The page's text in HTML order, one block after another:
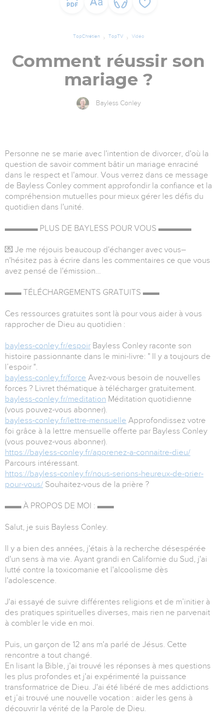
TopChrétien TopTV Vidéo
Comment réussir son
mariage ?
Bayless Conley
Personne ne se marie avec l'intention de divorcer, d'où la
question de savoir comment bâtir un mariage enraciné
dans le respect et l'amour. Vous verrez dans ce message
de Bayless Conley comment approfondir la confiance et la
compréhension mutuelles pour mieux gérer les défis du
quotidien dans l'unité.
▬▬▬▬ PLUS DE BAYLESS POUR VOUS ▬▬▬▬
💌 Je me réjouis beaucoup d'échanger avec vous–
n'hésitez pas à écrire dans les commentaires ce que vous
avez pensé de l'émission…
▬▬ TÉLÉCHARGEMENTS GRATUITS ▬▬
Ces ressources gratuites sont là pour vous aider à vous
rapprocher de Dieu au quotidien :
bayless-conley.fr/espoir Bayless Conley raconte son
histoire passionnante dans le mini-livre: " Il y a toujours de
l’espoir ".
bayless-conley.fr/force Avez-vous besoin de nouvelles
forces ? Livret thématique à télécharger gratuitement.
bayless-conley.fr/meditation Méditation quotidienne
(vous pouvez-vous abonner).
bayless-conley.fr/lettre-mensuelle Approfondissez votre
foi grâce à la lettre mensuelle offerte par Bayless Conley
(vous pouvez-vous abonner).
https://bayless-conley.fr/apprenez-a-connaitre-dieu/
Parcours intéressant.
https://bayless-conley.fr/nous-serions-heureux-de-prier-
pour-vous/ Souhaitez-vous de la prière ?
▬▬ À PROPOS DE MOI : ▬▬
Salut, je suis Bayless Conley.
Il y a bien des années, j'étais à la recherche désespérée
d'un sens à ma vie. Ayant grandi en Californie du Sud, j'ai
lutté contre la toxicomanie et l'alcoolisme dès
l'adolescence.
J'ai essayé de suivre différentes religions et de m’initier à
des pratiques spirituelles diverses, mais rien ne parvenait
à combler le vide en moi.
Puis, un garçon de 12 ans m'a parlé de Jésus. Cette
rencontre a tout changé.
En lisant la Bible, j'ai trouvé les réponses à mes questions
les plus profondes et j'ai expérimenté la puissance
transformatrice de Dieu. J'ai été libéré de mes addictions
et j’ai trouvé une nouvelle vocation : aider les gens à
découvrir la vérité de la Parole de Dieu.